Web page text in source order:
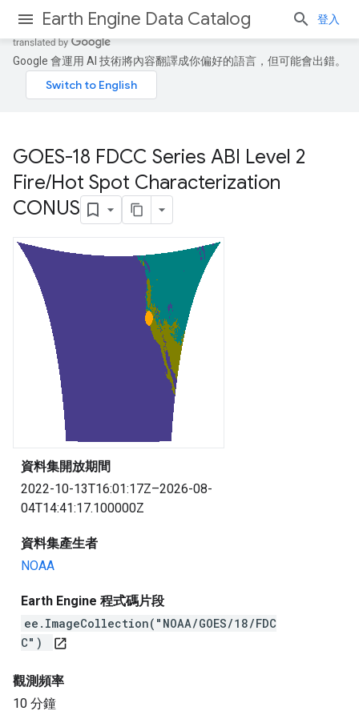
Earth Engine Data Catalog 登入
Google 會運用 AI 技術將內容翻譯成你偏好的語言，但可能會出錯。
GOES-18 FDCC Series ABI Level 2
Fire/Hot Spot Characterization
CONUS
資料集開放期間
2022-10-13T16:01:17Z–2026-08-
04T14:41:17.100000Z
資料集產生者
NOAA
Earth Engine 程式碼片段
ee.ImageCollection("NOAA/GOES/18/FDC
C")
open_in_new
觀測頻率
10 分鐘